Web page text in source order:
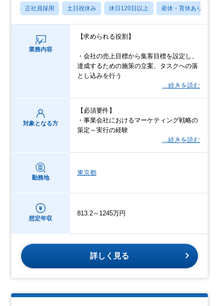
正社員採用 土日祝休み 休日120日以上 産休・育休あり
業務内容
【求められる役割】
・会社の売上目標から集客目標を設定し、
達成するための施策の立案、タスクへの落
とし込みを行う
…続きを読む
対象となる方
【必須要件】
・事業会社におけるマーケティング戦略の
策定～実行の経験
…続きを読む
勤務地
東京都
想定年収
813.2～1245万円
詳しく見る